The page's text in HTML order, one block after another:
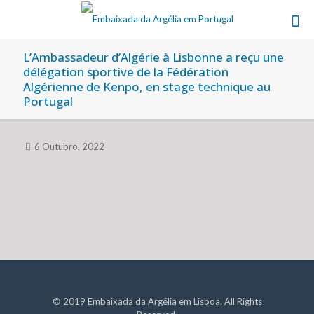
L’Ambassadeur d’Algérie à Lisbonne a reçu une
délégation sportive de la Fédération
Algérienne de Kenpo, en stage technique au
Portugal
6 Outubro, 2022
© 2019 Embaixada da Argélia em Lisboa. All Rights